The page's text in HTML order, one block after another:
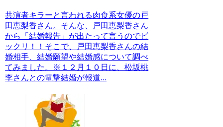
共演者キラーと言われる肉食系女優の戸
田恵梨香さん。そんな、戸田恵梨香さん
から「結婚報告」が出たって言うのでビ
ックリ！！そこで、戸田恵梨香さんの結
婚相手、結婚願望や結婚感について調べ
てみました。※１２月１０日に、松坂桃
李さんとの電撃結婚が報道...